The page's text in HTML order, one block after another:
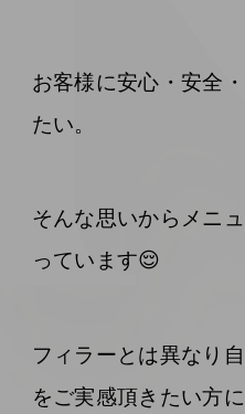
お客様に安心・安全
たい。
そんな思いからメニ
っています😌
フィラーとは異なり
をご実感頂きたい方